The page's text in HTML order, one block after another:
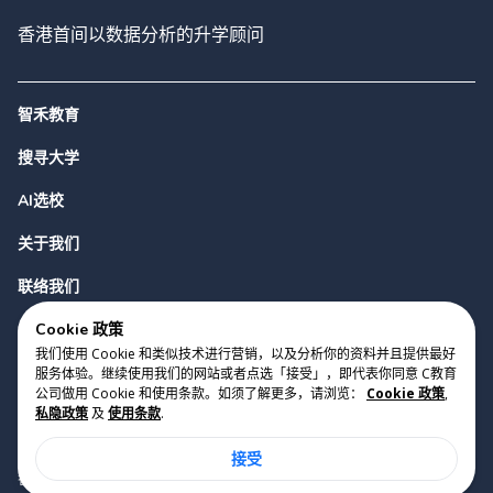
香港首间以数据分析的升学顾问
智禾教育
搜寻大学
AI选校
关于我们
联络我们
版权 2023 Cyclopes® •
使用条款
香港铜锣湾勿地臣街1号时代广场2座28楼07室
Cookie 政策
我们使用 Cookie 和类似技术进行营销，以及分析你的资料并且提供最好
服务体验。继续使用我们的网站或者点选「接受」，即代表你同意 C教育
公司做用 Cookie 和使用条款。如须了解更多，请浏览：
Cookie 政策,
私隐政策及 使用条款.
接受